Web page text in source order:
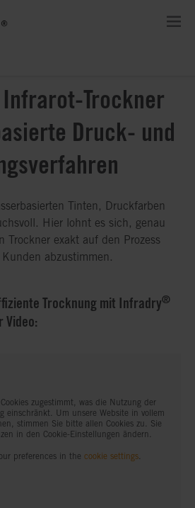
Trockner
Druck- und
Tinten, Druckfarben
Hier lohnt es sich, genau
Trockner exakt auf den Prozess
abzustimmen.
Trocknung mit Infradry®
Video:
zugestimmt, was die Nutzung der
einschränkt. Um unsere Website in vollem
stimmen Sie bitte allen Cookies zu. Sie
in den Cookie-Einstellungen ändern.
preferences in the cookie settings.